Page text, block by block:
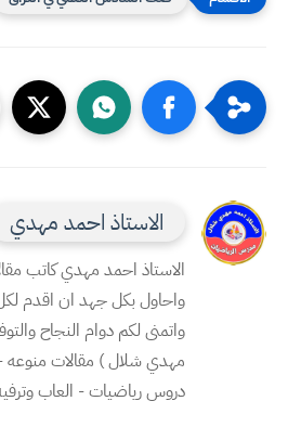
الاستاذ احمد مهدي
الاستاذ احمد مهدي كاتب
واحاول بكل جهد ان اقدم
واتمنى لكم دوام النجاح
مهدي شلال ) مقالات منوعه -
دروس رياضيات - العاب